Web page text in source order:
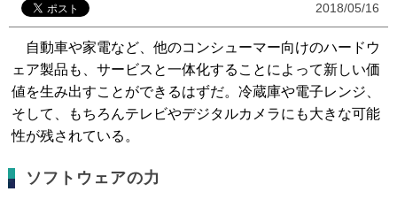
2018/05/16
自動車や家電など、他のコンシューマー向けのハードウ
ェア製品も、サービスと一体化することによって新しい価
値を生み出すことができるはずだ。冷蔵庫や電子レンジ、
そして、もちろんテレビやデジタルカメラにも大きな可能
性が残されている。
ソフトウェアの力